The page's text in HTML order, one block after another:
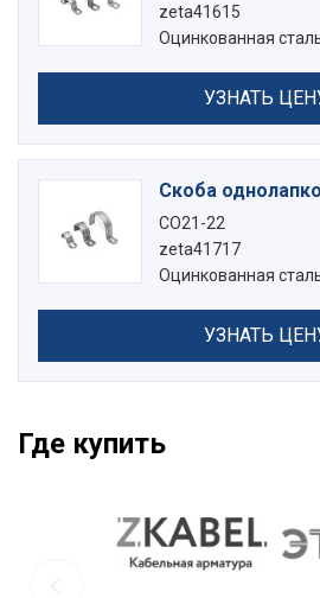
zeta41615
Оцинкованная
УЗНАТЬ
Скоба
СО21-22
zeta41717
Оцинкованная
УЗНАТЬ
Где купить